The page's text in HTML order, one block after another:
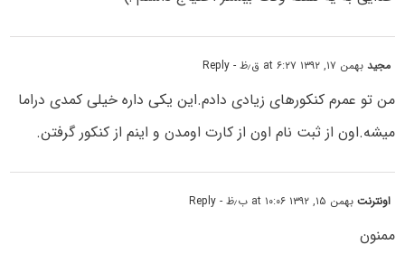
مجیدبهمن ۱۷, ۱۳۹۲ at ۶:۲۷ ق٫ظ - Reply
من تو عمرم کنکورهای زیادی دادم.این یکی داره خیلی کمدی دراما
میشه.اون از ثبت نام اون از کارت اومدن و اینم از کنکور گرفتن.
اونترنتبهمن ۱۵, ۱۳۹۲ at ۱۰:۰۶ ب٫ظ - Reply
ممنون